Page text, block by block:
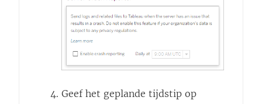
Geef het geplande tijdstip op